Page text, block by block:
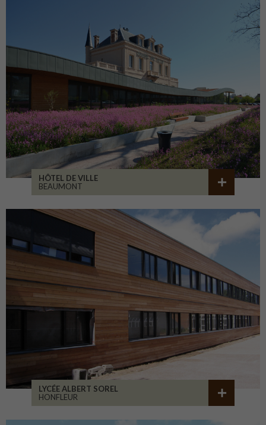
HÔTEL DE VILLE
BEAUMONT
LYCÉE ALBERT SOREL
HONFLEUR